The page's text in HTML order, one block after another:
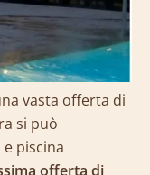
vasta offerta di
si può
piscina
offerta di